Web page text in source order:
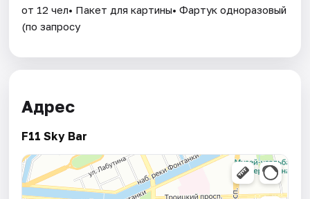
от 12 чел• Пакет для картины• Фартук одноразовый
(по запросу
Адрес
F11 Sky Bar